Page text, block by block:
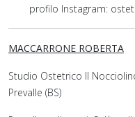
profilo Instagram:
MACCARRONE ROBERTA
Studio Ostetrico Il
Prevalle (BS)